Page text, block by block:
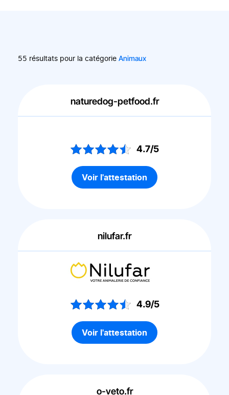
55 résultats pour la catégorie Animaux
naturedog-petfood.fr
4.7/5
Voir l'attestation
nilufar.fr
4.9/5
Voir l'attestation
o-veto.fr